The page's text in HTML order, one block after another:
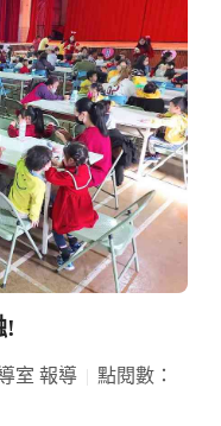
!
室 報導
點閱數：